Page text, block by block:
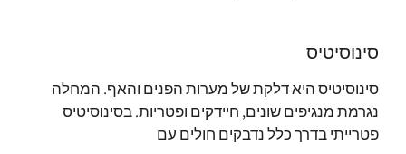
סינוסיטיס
סינוסיטיס היא דלקת של מערות הפנים והאף. המחלה
נגרמת מנגיפים שונים, חיידקים ופטריות. בסינוסיטיס
פטרייתי בדרך כלל נדבקים חולים עם